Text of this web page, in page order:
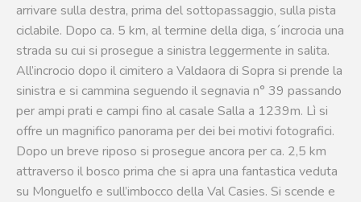
arrivare sulla destra, prima del sottopassaggio, sulla pista
ciclabile. Dopo ca. 5 km, al termine della diga, s´incrocia una
strada su cui si prosegue a sinistra leggermente in salita.
All’incrocio dopo il cimitero a Valdaora di Sopra si prende la
sinistra e si cammina seguendo il segnavia n° 39 passando
per ampi prati e campi fino al casale Salla a 1239m. Lì si
offre un magnifico panorama per dei bei motivi fotografici.
Dopo un breve riposo si prosegue ancora per ca. 2,5 km
attraverso il bosco prima che si apra una fantastica veduta
su Monguelfo e sull’imbocco della Val Casies. Si scende e